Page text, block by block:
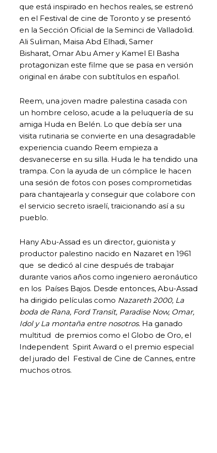
que está inspirado en hechos reales, se estrenó
en el Festival de cine de Toronto y se presentó
en la Sección Oficial de la Seminci de Valladolid.
Ali Suliman, Maisa Abd Elhadi, Samer
Bisharat, Omar Abu Amer y Kamel El Basha
protagonizan este filme que se pasa en versión
original en árabe con subtítulos en español.
Reem, una joven madre palestina casada con
un hombre celoso, acude a la peluquería de su
amiga Huda en Belén. Lo que debía ser una
visita rutinaria se convierte en una desagradable
experiencia cuando Reem empieza a
desvanecerse en su silla. Huda le ha tendido una
trampa. Con la ayuda de un cómplice le hacen
una sesión de fotos con poses comprometidas
para chantajearla y conseguir que colabore con
el servicio secreto israelí, traicionando así a su
pueblo.
Hany Abu-Assad es un director, guionista y
productor palestino nacido en Nazaret en 1961
que se dedicó al cine después de trabajar
durante varios años como ingeniero aeronáutico
en los Países Bajos. Desde entonces, Abu-Assad
ha dirigido películas como Nazareth 2000, La
boda de Rana, Ford Transit, Paradise Now, Omar,
Idol y La montaña entre nosotros. Ha ganado
multitud de premios como el Globo de Oro, el
Independent Spirit Award o el premio especial
del jurado del Festival de Cine de Cannes, entre
muchos otros.